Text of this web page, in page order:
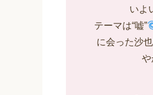
いよ
テーマは“嘘”
に会った沙
や